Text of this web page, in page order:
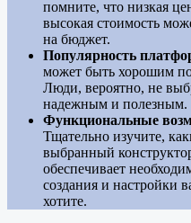
помните, что низкая
высокая стоимость
на бюджет.
Популярность
может быть хорошим
Люди, вероятно, не
надежным и полезным.
Функциональные
Тщательно изучите,
выбранный
обеспечивает
создания и настройки
хотите.